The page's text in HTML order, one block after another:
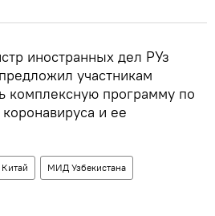
иностранных дел РУз
участникам
комплексную программу по
и ее
Китай МИД Узбекистана